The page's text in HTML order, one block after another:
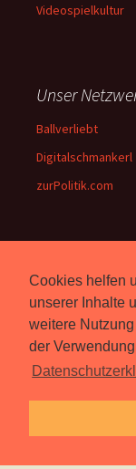
Cookies helfen
unserer Inhalte
weitere
der
Videospielkultur
Unser
Ballverliebt
Digitalschmankerl
zurPolitik.com
Über Uns
Rebell.at
unabhängig über
und Videospiele. (